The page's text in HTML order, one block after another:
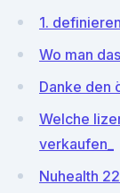
1.
Wo man
Danke den
Welche
verkaufen_
Nuhealth